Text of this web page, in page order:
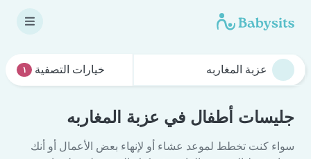
خيارات التصفية ١
جليسات أطفال في عزبة المغاربه
سواء كنت تخطط لموعد عشاء أو لإنهاء بعض الأعمال أو أنك